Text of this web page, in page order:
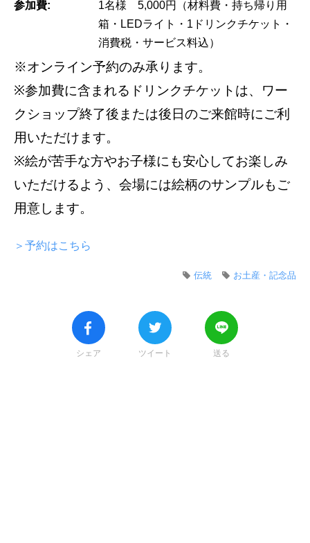
参加費:
1名様 5,000円（材料費・持ち帰り用
箱・LEDライト・1ドリンクチケット・
消費税・サービス料込）
※オンライン予約のみ承ります。
※参加費に含まれるドリンクチケットは、ワー
クショップ終了後または後日のご来館時にご利
用いただけます。
※絵が苦手な方やお子様にも安心してお楽しみ
いただけるよう、会場には絵柄のサンプルもご
用意します。
＞予約はこちら
お土産・記念品
伝統
シェア ツイート 送る